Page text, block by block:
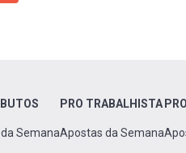
Semana
PRO TRABALHISTA
Apostas da Semana